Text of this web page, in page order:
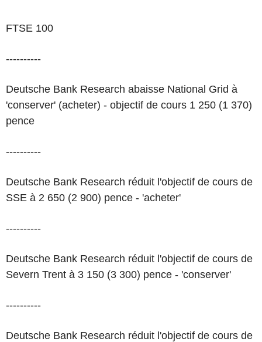
FTSE 100
----------
Deutsche Bank Research abaisse National Grid à
'conserver' (acheter) - objectif de cours 1 250 (1 370)
pence
----------
Deutsche Bank Research réduit l'objectif de cours de
SSE à 2 650 (2 900) pence - 'acheter'
----------
Deutsche Bank Research réduit l'objectif de cours de
Severn Trent à 3 150 (3 300) pence - 'conserver'
----------
Deutsche Bank Research réduit l'objectif de cours de